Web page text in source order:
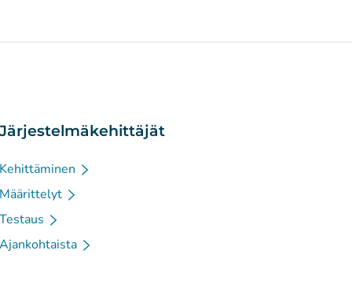
Järjestelmäkehittäjät
Kehittäminen
Määrittelyt
Testaus
Ajankohtaista